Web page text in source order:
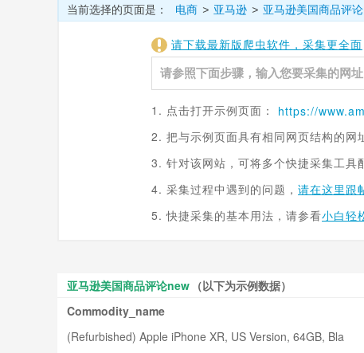
当前选择的页面是： 电商 > 亚马逊 > 亚马逊美国商品评论
请下载最新版爬虫软件，采集更全面
1. 点击打开示例页面：
2. 把与示例页面具有相同网页结构的网
3. 针对该网站，可将多个快捷采集工具
4. 采集过程中遇到的问题， 请在这里跟
5. 快捷采集的基本用法，请参看小白轻
亚马逊美国商品评论new （以下为示例数据）
Commodity_name
(Refurbished) Apple iPhone XR, US Version, 64GB, Bla